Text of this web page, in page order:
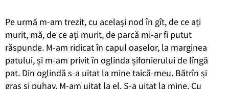
Pe urmă m-am trezit, cu același nod în gît, de ce ați
murit, mă, de ce ați murit, de parcă mi-ar fi putut
răspunde. M-am ridicat în capul oaselor, la marginea
patului, și m-am privit în oglinda șifonierului de lîngă
pat. Din oglindă s-a uitat la mine taică-meu. Bătrîn și
gras și puhav. M-am uitat la el. S-a uitat la mine. Cu